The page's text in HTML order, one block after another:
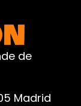
de
Madrid